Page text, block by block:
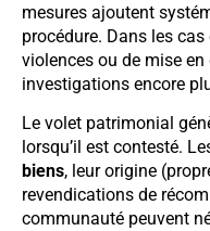
mesures ajoutent
procédure. Dans les
violences ou de mise
investigations encore
Le volet patrimonial
lorsqu’il est contesté.
biens, leur origine
revendications de
communauté peuvent